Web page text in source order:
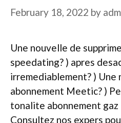
February 18, 2022 by
Une nouvelle de
speedating? ) apres
irremediablement? ) Une
abonnement Meetic? )
tonalite abonnement gaz
Consultez nos expers